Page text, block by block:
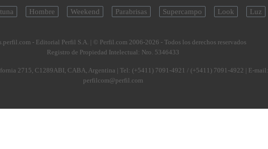
Hombre Weekend Parabrisas Supercampo Look Luz
- Editorial Perfil S.A. | © Perfil.com 2006-2026 - Todos los derechos reservados
Registro de Propiedad Intelectual: Nro. 5346433
2715, C1289ABI, CABA, Argentina | Tel: (+5411) 7091-4921 / (+5411) 7091-4922 | E-mail:
perfilcom@perfil.com